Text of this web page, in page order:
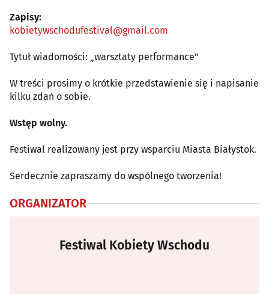
Zapisy:
kobietywschodufestival@gmail.com
Tytuł wiadomości: „warsztaty performance"
W treści prosimy o krótkie przedstawienie się i napisanie
kilku zdań o sobie.
Wstęp wolny.
Festiwal realizowany jest przy wsparciu Miasta Białystok.
Serdecznie zapraszamy do wspólnego tworzenia!
ORGANIZATOR
Festiwal Kobiety Wschodu